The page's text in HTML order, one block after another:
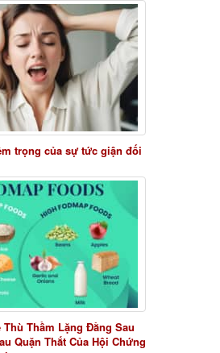
trọng của sự tức giận đối
Thù Thầm Lặng Đằng Sau
Quặn Thắt Của Hội Chứng